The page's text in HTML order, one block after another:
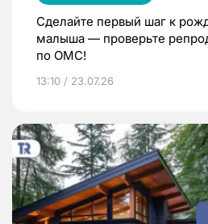
Сделайте первый шаг к
малыша — проверьте
по ОМС!
13:10 / 23.07.26